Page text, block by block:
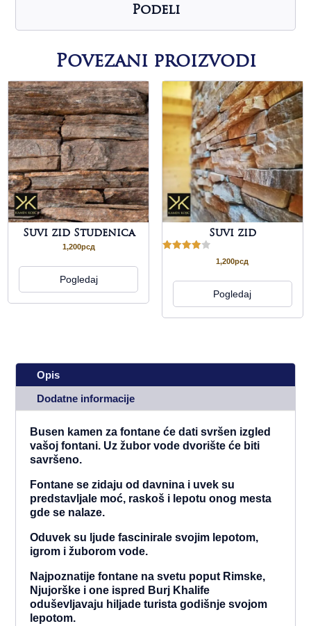
Podeli
Povezani proizvodi
Suvi zid Studenica
1,200рсд
Pogledaj
Suvi zid
od 5
1,200рсд
Pogledaj
Opis
Dodatne informacije
Busen kamen za fontane će dati svršen izgled
vašoj fontani. Uz žubor vode dvorište će biti
savršeno.
Fontane se zidaju od davnina i uvek su
predstavljale moć, raskoš i lepotu onog mesta
gde se nalaze.
Oduvek su ljude fascinirale svojim lepotom,
igrom i žuborom vode.
Najpoznatije fontane na svetu poput Rimske,
Njujorške i one ispred Burj Khalife
oduševljavaju hiljade turista godišnje svojom
lepotom.